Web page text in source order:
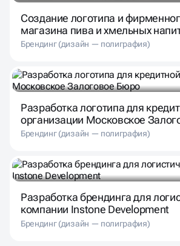
Создание логотипа и
магазина пива и хмельных
«Лагермания»
Брендинг (дизайн — полиграфия)
Разработка логотипа для
организации Московское
Брендинг (дизайн — полиграфия)
Разработка брендинга для
компании Instone Development
Брендинг (дизайн — полиграфия)